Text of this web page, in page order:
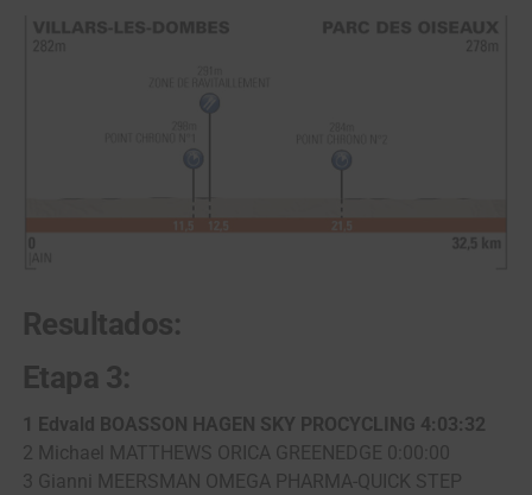
Resultados:
Etapa 3:
1 Edvald BOASSON HAGEN SKY PROCYCLING 4:03:32
2 Michael MATTHEWS ORICA GREENEDGE 0:00:00
3 Gianni MEERSMAN OMEGA PHARMA-QUICK STEP